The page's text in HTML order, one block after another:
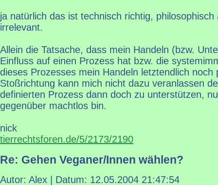
ja natürlich das ist technisch richtig, philosophisch
irrelevant.
Allein die Tatsache, dass mein Handeln (bzw.
Einfluss auf einen Prozess hat bzw. die
dieses Prozesses mein Handeln letztendlich noch
Stoßrichtung kann mich nicht dazu veranlassen
definierten Prozess dann doch zu unterstützen,
gegenüber machtlos bin.
nick
tierrechtsforen.de/5/2173/2190
Re: Gehen Veganer/Innen wählen?
Autor: Alex | Datum: 12.05.2004 21:47:54